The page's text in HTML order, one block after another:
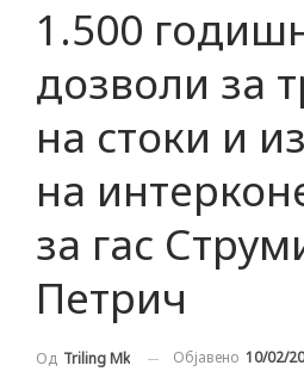
1.500
дозволи за
на стоки и
на
за гас
Петрич
Од Triling Mk Објавено 10/02/